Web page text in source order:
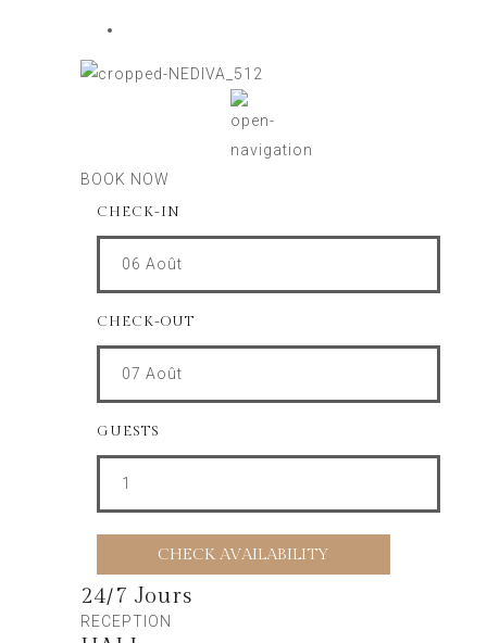
BOOK NOW
CHECK-IN
06 Août
CHECK-OUT
07 Août
GUESTS
1
24/7 Jours
RECEPTION